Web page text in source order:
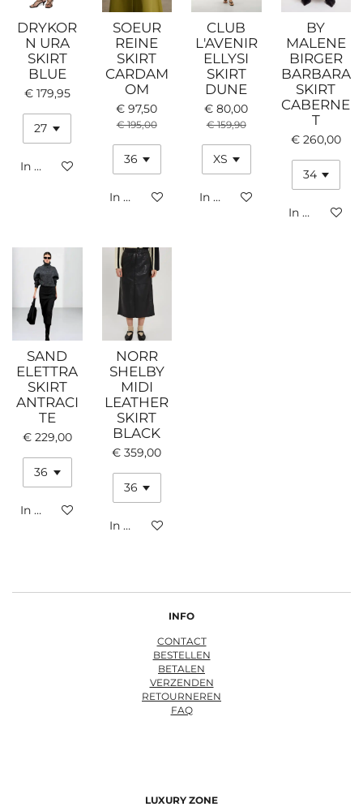
DRYKOR
N URA
SKIRT
BLUE
€ 179,95
In winkelwagen
SOEUR
REINE
SKIRT
CARDAM
OM
€ 97,50
€ 195,00
In winkelwagen
CLUB
L'AVENIR
ELLYSI
SKIRT
DUNE
€ 80,00
€ 159,90
In winkelwagen
BY
MALENE
BIRGER
BARBARA
SKIRT
CABERNE
T
€ 260,00
In
SAND
ELETTRA
SKIRT
ANTRACI
TE
€ 229,00
In winkelwagen
NORR
SHELBY
MIDI
LEATHER
SKIRT
BLACK
€ 359,00
In winkelwagen
INFO
CONTACT
BESTELLEN
BETALEN
VERZENDEN
RETOURNEREN
FAQ
LUXURY ZONE